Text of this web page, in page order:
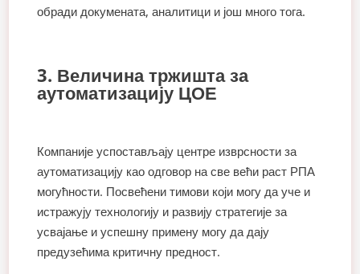
обради докумената, аналитици и још много тога.
3. Величина тржишта за
аутоматизацију ЦОЕ
Компаније успостављају центре изврсности за
аутоматизацију као одговор на све већи раст РПА
могућности. Посвећени тимови који могу да уче и
истражују технологију и развију стратегије за
усвајање и успешну примену могу да дају
предузећима критичну предност.